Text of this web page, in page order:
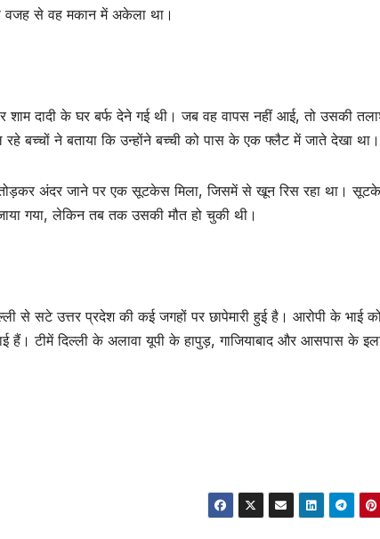
वजह से वह मकान में अकेला था।
शाम दादी के घर बर्फ देने गई थी। जब वह वापस नहीं आई, तो उसकी
बच्चों ने बताया कि उन्होंने बच्ची को पास के एक फ्लैट में जाते देखा था।
अंदर जाने पर एक सूटकेस मिला, जिसमें से खून रिस रहा था।
गया, लेकिन तब तक उसकी मौत हो चुकी थी।
से सटे उत्तर प्रदेश की कई जगहों पर छापेमारी हुई है। आरोपी के भाई
हैं। टीमें दिल्ली के अलावा यूपी के हापुड़, गाजियाबाद और आसपास के